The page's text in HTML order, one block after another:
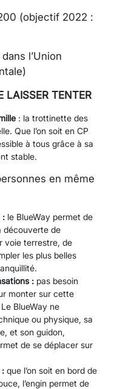
(objectif 2022 :
l’Union
LAISSER TENTER
: la trottinette des
Que l’on soit en CP
à tous grâce à sa
stable.
en même
: le BlueWay permet de
découverte de
voie terrestre, de
les plus belles
: pas besoin
monter sur cette
BlueWay ne
ou physique, sa
et son guidon,
de se déplacer sur
: que l’on soit en bord de
l’engin permet de